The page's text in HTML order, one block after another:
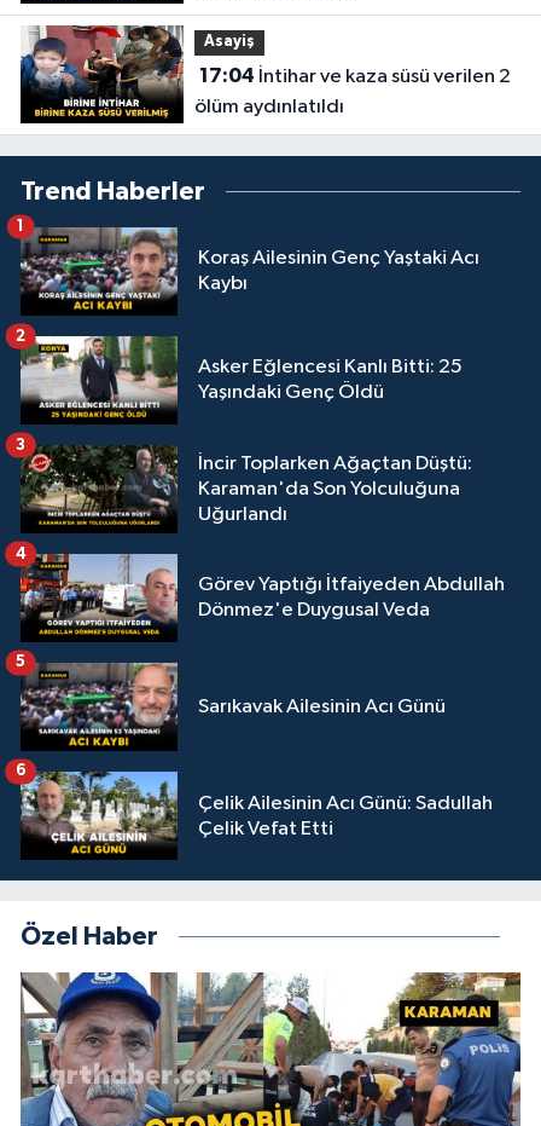
Asayiş
17:04
ölüm aydınlatıldı
Trend Haberler
Koraş Ailesinin Genç Yaştaki Acı
Kaybı
1
Asker Eğlencesi Kanlı Bitti: 25
Yaşındaki Genç Öldü
2
İncir Toplarken Ağaçtan Düştü:
Karaman'da Son Yolculuğuna
Uğurlandı
3
Görev Yaptığı İtfaiyeden Abdullah
Dönmez'e Duygusal Veda
4
Sarıkavak Ailesinin Acı Günü
5
Çelik Ailesinin Acı Günü: Sadullah
Çelik Vefat Etti
6
Özel Haber